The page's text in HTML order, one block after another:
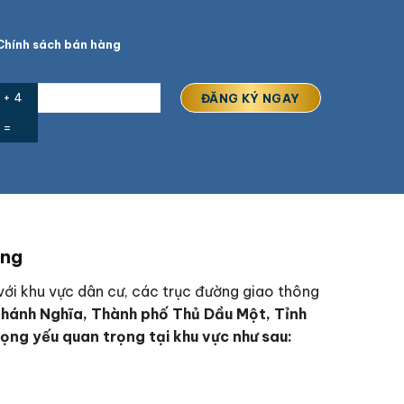
sách bán hàng
+ 4
=
khu vực dân cư, các trục đường giao thông
Nghĩa, Thành phố Thủ Dầu Một, Tỉnh
yếu quan trọng tại khu vực như sau: